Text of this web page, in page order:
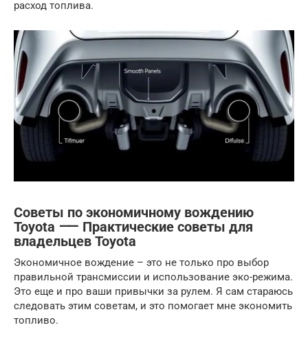
расход топлива.
Советы по экономичному вождению
Toyota ⸺ Практические советы для
владельцев Toyota
Экономичное вождение – это не только про выбор
правильной трансмиссии и использование эко-режима.
Это еще и про ваши привычки за рулем. Я сам стараюсь
следовать этим советам, и это помогает мне экономить
топливо.